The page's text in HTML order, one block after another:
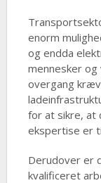
enorm
og endda
mennesker
overgang
for at sikre, at
ekspertise er
Derudover er
kvalificeret